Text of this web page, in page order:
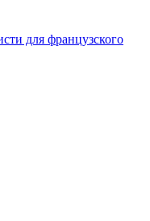
для французского